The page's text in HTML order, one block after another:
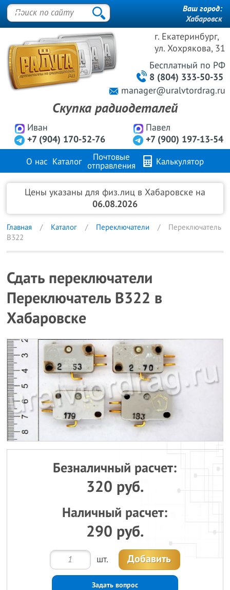
г. Екатеринбург,
ул. Хохрякова, 31
Иван
+7 (904) 170-52-76
Павел
+7 (900) 197-13-54
Бесплатный по РФ
8 (804) 333-50-35
manager@uralvtordrag.ru
Скупка радиодеталей
Ваш город:
Хабаровск
О нас Каталог
Почтовые
отправления
Калькулятор
Продажа металлов Контакты
Цены указаны для физ.лиц в Хабаровске на
06.08.2026
Главная Каталог Переключатели
Переключатель
B322
Сдать переключатели
Переключатель B322 в
Хабаровске
Безналичный расчет:
320 руб.
Наличный расчет:
290 руб.
шт. Добавить
Задать вопрос